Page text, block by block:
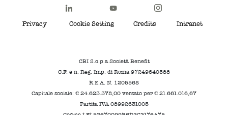
Privacy Cookie Setting Credits Intranet
CBI S.c.p.a Società Benefit
C.F. e n. Reg. Imp. di Roma 97249640588
R.E.A. N. 1205568
Capitale sociale: € 24.623.378,00 versato per € 21.661.016,67
Partita IVA 08992631005